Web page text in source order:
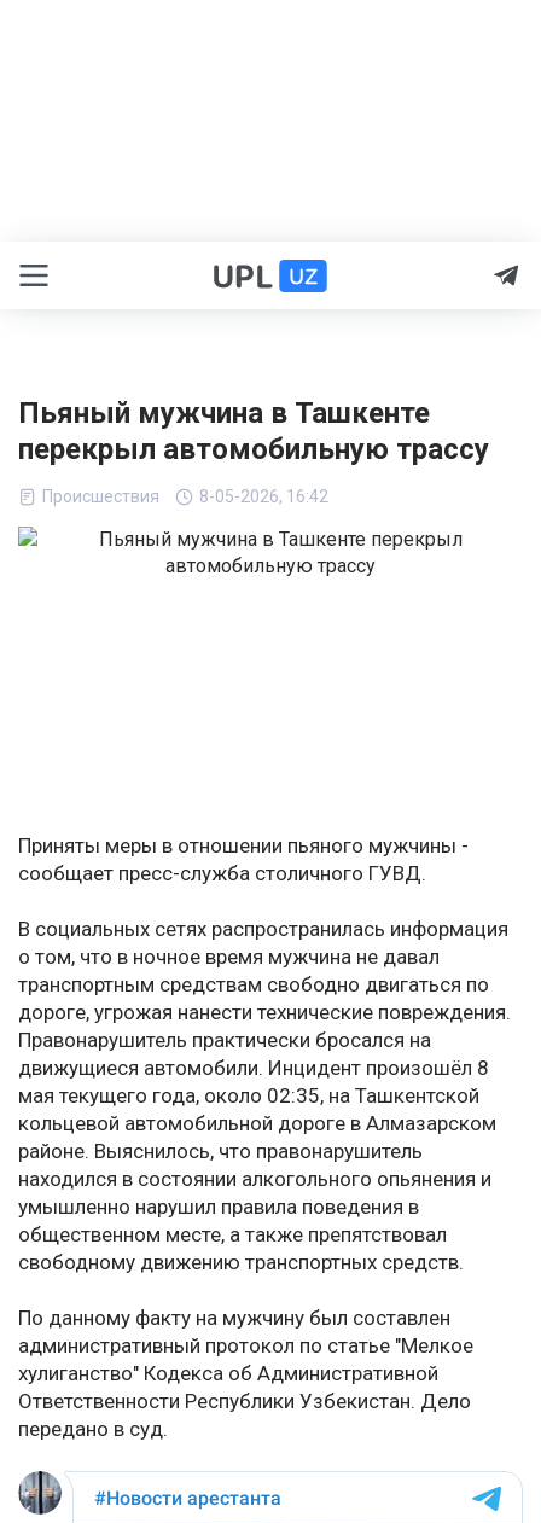
Пьяный мужчина в Ташкенте
перекрыл автомобильную трассу
Происшествия 8-05-2026, 16:42
Приняты меры в отношении пьяного мужчины -
сообщает пресс-служба столичного ГУВД.
В социальных сетях распространилась информация
о том, что в ночное время мужчина не давал
транспортным средствам свободно двигаться по
дороге, угрожая нанести технические повреждения.
Правонарушитель практически бросался на
движущиеся автомобили. Инцидент произошёл 8
мая текущего года, около 02:35, на Ташкентской
кольцевой автомобильной дороге в Алмазарском
районе. Выяснилось, что правонарушитель
находился в состоянии алкогольного опьянения и
умышленно нарушил правила поведения в
общественном месте, а также препятствовал
свободному движению транспортных средств.
По данному факту на мужчину был составлен
административный протокол по статье "Мелкое
хулиганство" Кодекса об Административной
Ответственности Республики Узбекистан. Дело
передано в суд.